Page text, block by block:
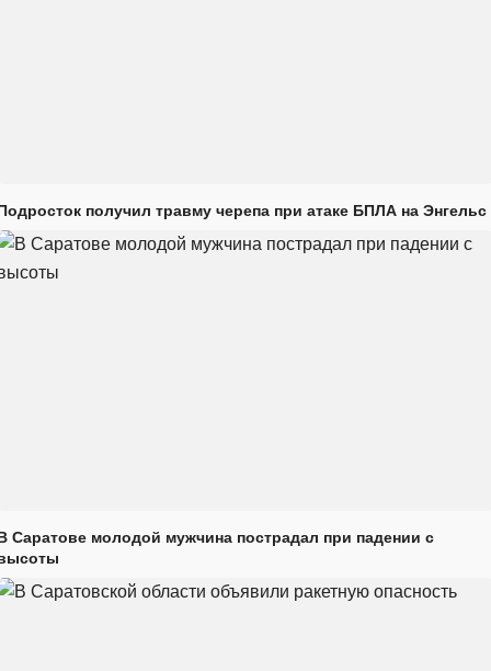
получил травму черепа при атаке БПЛА на Энгельс
Саратове молодой мужчина пострадал при падении с